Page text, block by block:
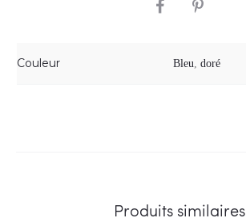
SHARE
Couleur Bleu, doré
Produits similaires